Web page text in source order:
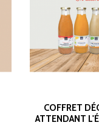
COFFRET
ATTENDANT